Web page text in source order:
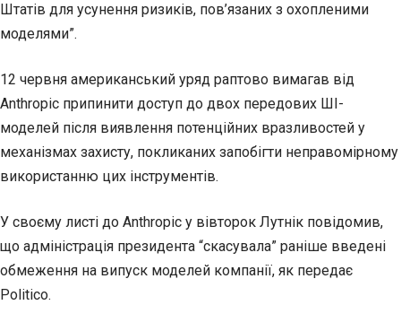
Штатів для усунення ризиків, пов’язаних з охопленими
моделями”.
12 червня американський уряд раптово вимагав від
Anthropic припинити доступ до двох передових ШІ-
моделей після виявлення потенційних вразливостей у
механізмах захисту, покликаних запобігти неправомірному
використанню цих інструментів.
У своєму листі до Anthropic у вівторок Лутнік повідомив,
що адміністрація президента “скасувала” раніше введені
обмеження на випуск моделей компанії, як передає
Politico.